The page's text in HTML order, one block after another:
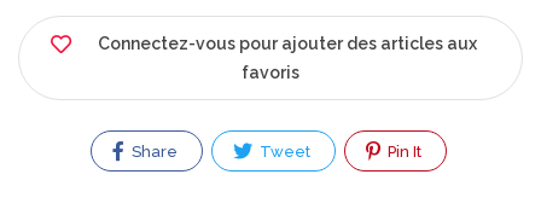
Connectez-vous pour ajouter des articles aux
favoris
Share Tweet Pin It